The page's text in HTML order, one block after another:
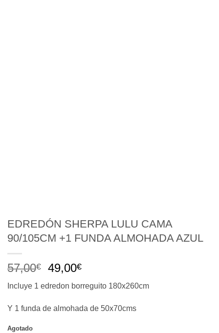
EDREDÓN SHERPA LULU CAMA
90/105CM +1 FUNDA ALMOHADA AZUL
57,00€
El
original
era:
57,00€.
49,00€El
actual
es:
49,00€.
Incluye 1 edredon borreguito 180x260cm
Y 1 funda de almohada de 50x70cms
Agotado